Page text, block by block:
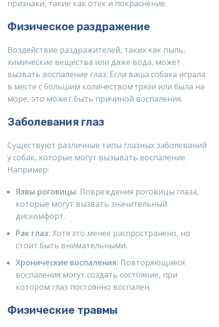
признаки, такие как отек и покраснение.
Физическое раздражение
Воздействие раздражителей, таких как пыль,
химические вещества или даже вода, может
вызвать воспаление глаз. Если ваша собака играла
в месте с большим количеством грязи или была на
море, это может быть причиной воспаления.
Заболевания глаз
Существуют различные типы глазных заболеваний
у собак, которые могут вызывать воспаление.
Например:
Язвы роговицы: Повреждения роговицы глаза,
которые могут вызвать значительный
дискомфорт.
Рак глаз: Хотя это менее распространено, но
стоит быть внимательными.
Хронические воспаления: Повторяющиеся
воспаления могут создать состояние, при
котором глаз постоянно воспален.
Физические травмы